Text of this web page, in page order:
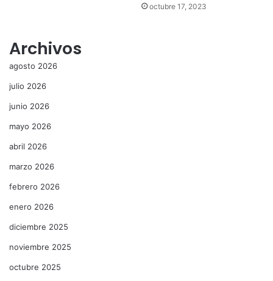
octubre 17, 2023
Archivos
agosto 2026
julio 2026
junio 2026
mayo 2026
abril 2026
marzo 2026
febrero 2026
enero 2026
diciembre 2025
noviembre 2025
octubre 2025